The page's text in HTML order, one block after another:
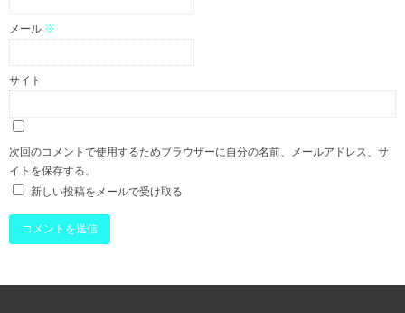
メール ※
サイト
次回のコメントで使用するためブラウザーに自分の名前、メールアドレス、サ
イトを保存する。
新しい投稿をメールで受け取る